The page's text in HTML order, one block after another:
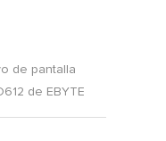
de pantalla
de EBYTE